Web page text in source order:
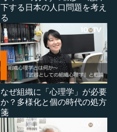
下する日本の人口問題を考え
る
なぜ組織に「心理学」が必要
か？多様化と個の時代の処方
箋